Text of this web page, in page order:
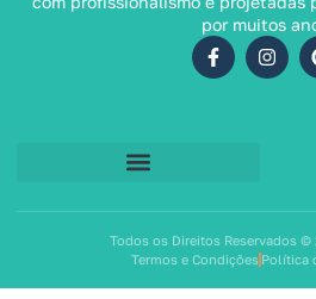
por muitos
Todos os Direitos Reservados ©
Termos e Condições Política